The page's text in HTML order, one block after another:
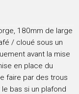
180mm de large
/ cloué sous un
avant la mise
en place du
faire par des trous
bas si un plafond